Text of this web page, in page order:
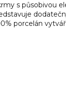
s působivou
porcelán